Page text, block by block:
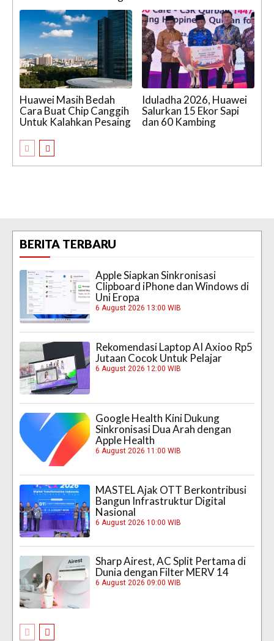
Huawei Masih Bedah
Cara Buat Chip Canggih
Untuk Kalahkan Pesaing
Iduladha 2026, Huawei
Salurkan 15 Ekor Sapi
dan 60 Kambing
BERITA TERBARU
Apple Siapkan Sinkronisasi
Clipboard iPhone dan Windows di
Uni Eropa
6 August 2026 13:00 WIB
Rekomendasi Laptop AI Axioo Rp5
Jutaan Cocok Untuk Pelajar
6 August 2026 12:00 WIB
Google Health Kini Dukung
Sinkronisasi Dua Arah dengan
Apple Health
6 August 2026 11:00 WIB
MASTEL Ajak OTT Berkontribusi
Bangun Infrastruktur Digital
Nasional
6 August 2026 10:00 WIB
Sharp Airest, AC Split Pertama di
Dunia dengan Filter MERV 14
6 August 2026 09:00 WIB